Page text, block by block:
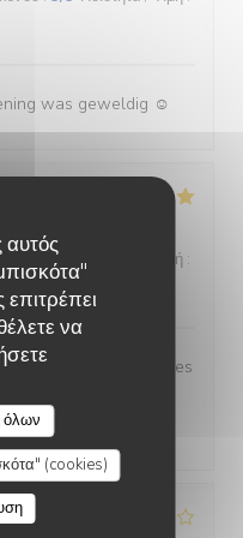
να
όλων
(cookies)
was geweldig ☺️
5 Ποιότητα / Τιμή :
mélanges, subtilité des
art, en toute
moment.